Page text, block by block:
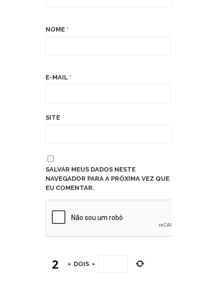
NOME *
E-MAIL *
SITE
SALVAR MEUS DADOS NESTE
NAVEGADOR PARA A PRÓXIMA VEZ QUE
EU COMENTAR.
× DOIS =